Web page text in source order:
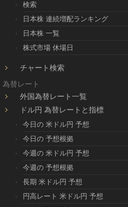
検索
日本株 連続増配ランキング
日本株 一覧
株式市場 休場日
チャート検索
為替レート
外国為替レート一覧
ドル円 為替レートと指標
今日の 米ドル円 予想
今日の 予想根拠
今週の 米ドル円 予想
今週の 予想根拠
長期 米ドル円 予想
円高レート 米ドル円 予想